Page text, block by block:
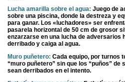
Lucha amarilla sobre el agua: Juego de
sobre una piscina, donde la destreza y
para ganar. Los «luchadores» ser
pasarela horizontal de 50 cm de grosor
enzarzarse en una lucha de adversarios
derribado y caiga al agua.
Muro puñetero: Cada equipo, por turnos
“muro puñetero” sin que los “puños”
sean derribados en el intento.